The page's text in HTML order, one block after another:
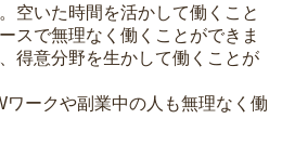
空いた時間を活かして働くこと
スで無理なく働くことができま
得意分野を生かして働くことが
ークや副業中の人も無理なく働